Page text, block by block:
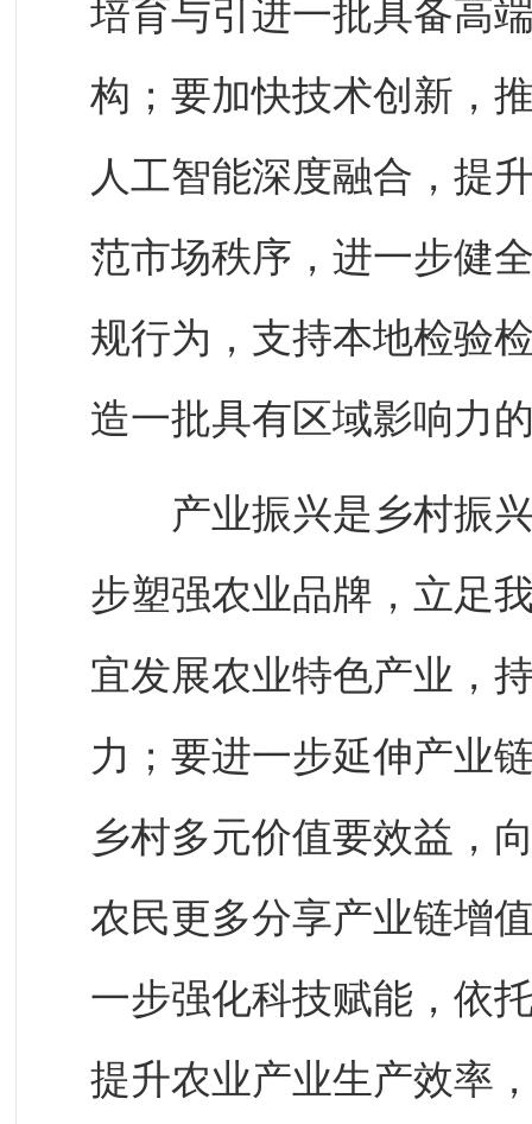
培育与引进一批具备高
构；要加快技术创新，
人工智能深度融合，提
范市场秩序，进一步健
规行为，支持本地检验
造一批具有区域影响力
产业振兴是乡村振兴
步塑强农业品牌，立足
宜发展农业特色产业，
力；要进一步延伸产业
乡村多元价值要效益，
农民更多分享产业链增
一步强化科技赋能，依
提升农业产业生产效率